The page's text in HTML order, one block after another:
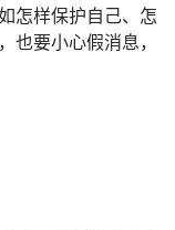
怎样保护自己、怎
也要小心假消息，